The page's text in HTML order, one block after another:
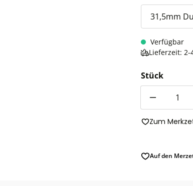
Verfügbar
Lieferzeit: 2-
Stück
Zum
Auf den